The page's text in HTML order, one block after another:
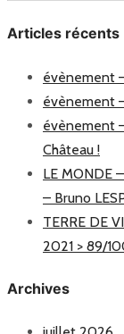
Articles récents
évènement
évènement
évènement
Château !
LE MONDE
– Bruno
TERRE DE
2021 > 89/
Archives